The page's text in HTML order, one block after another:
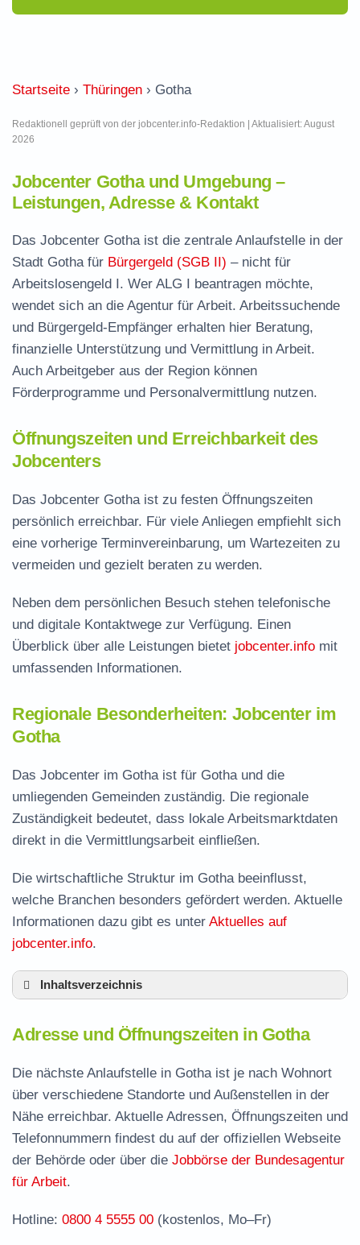
Startseite › Thüringen › Gotha
Redaktionell geprüft von der jobcenter.info-Redaktion | Aktualisiert: August
2026
Jobcenter Gotha und Umgebung –
Leistungen, Adresse & Kontakt
Das Jobcenter Gotha ist die zentrale Anlaufstelle in der
Stadt Gotha für Bürgergeld (SGB II) – nicht für
Arbeitslosengeld I. Wer ALG I beantragen möchte,
wendet sich an die Agentur für Arbeit. Arbeitssuchende
und Bürgergeld-Empfänger erhalten hier Beratung,
finanzielle Unterstützung und Vermittlung in Arbeit.
Auch Arbeitgeber aus der Region können
Förderprogramme und Personalvermittlung nutzen.
Öffnungszeiten und Erreichbarkeit des
Jobcenters
Das Jobcenter Gotha ist zu festen Öffnungszeiten
persönlich erreichbar. Für viele Anliegen empfiehlt sich
eine vorherige Terminvereinbarung, um Wartezeiten zu
vermeiden und gezielt beraten zu werden.
Neben dem persönlichen Besuch stehen telefonische
und digitale Kontaktwege zur Verfügung. Einen
Überblick über alle Leistungen bietet jobcenter.info mit
umfassenden Informationen.
Regionale Besonderheiten: Jobcenter im
Gotha
Das Jobcenter im Gotha ist für Gotha und die
umliegenden Gemeinden zuständig. Die regionale
Zuständigkeit bedeutet, dass lokale Arbeitsmarktdaten
direkt in die Vermittlungsarbeit einfließen.
Die wirtschaftliche Struktur im Gotha beeinflusst,
welche Branchen besonders gefördert werden. Aktuelle
Informationen dazu gibt es unter Aktuelles auf
jobcenter.info.
Inhaltsverzeichnis
Leistungen der Arbeitsvermittlung in Gotha
Termin vereinbaren und Bürgergeld beantragen
Stellenangebote und Jobbörse in Gotha
Adresse und Öffnungszeiten in Gotha
Die nächste Anlaufstelle in Gotha ist je nach Wohnort
über verschiedene Standorte und Außenstellen in der
Nähe erreichbar. Aktuelle Adressen, Öffnungszeiten und
Telefonnummern findest du auf der offiziellen Webseite
der Behörde oder über die Jobbörse der Bundesagentur
für Arbeit.
Hotline: 0800 4 5555 00 (kostenlos, Mo–Fr)